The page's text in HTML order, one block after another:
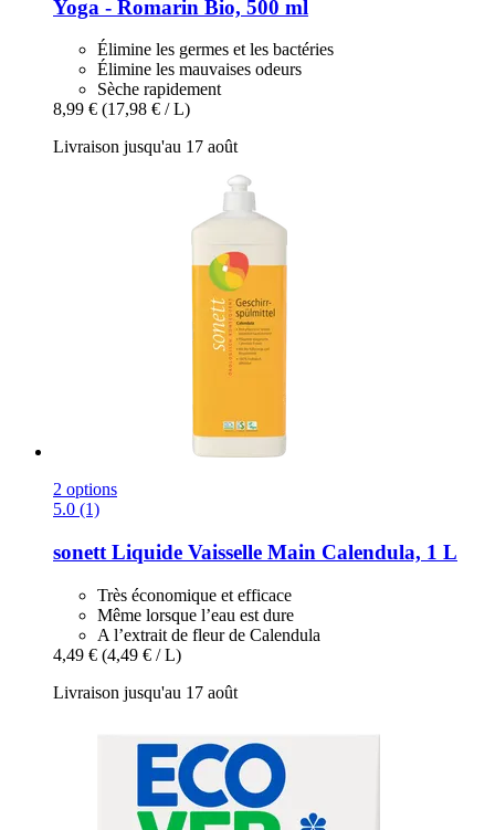
Yoga -​ Romarin Bio, 500 ml
Élimine les germes et les bactéries
Élimine les mauvaises odeurs
Sèche rapidement
8,99 € (17,98 € / L)
Livraison jusqu'au 17 août
2 options
5.0 (1)
sonett Liquide Vaisselle Main Calendula, 1 L
Très économique et efficace
Même lorsque l’eau est dure
A l’extrait de fleur de Calendula
4,49 € (4,49 € / L)
Livraison jusqu'au 17 août